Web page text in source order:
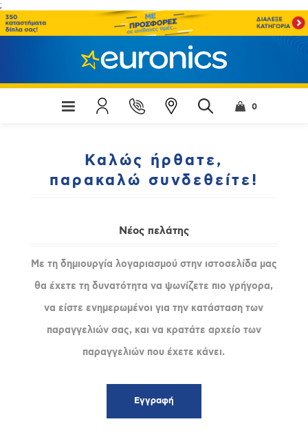
;
0
Καλώς ήρθατε,
παρακαλώ συνδεθείτε!
Νέος πελάτης
Με τη δημιουργία λογαριασμού στην ιστοσελίδα μας
θα έχετε τη δυνατότητα να ψωνίζετε πιο γρήγορα,
να είστε ενημερωμένοι για την κατάσταση των
παραγγελιών σας, και να κρατάτε αρχείο των
παραγγελιών που έχετε κάνει.